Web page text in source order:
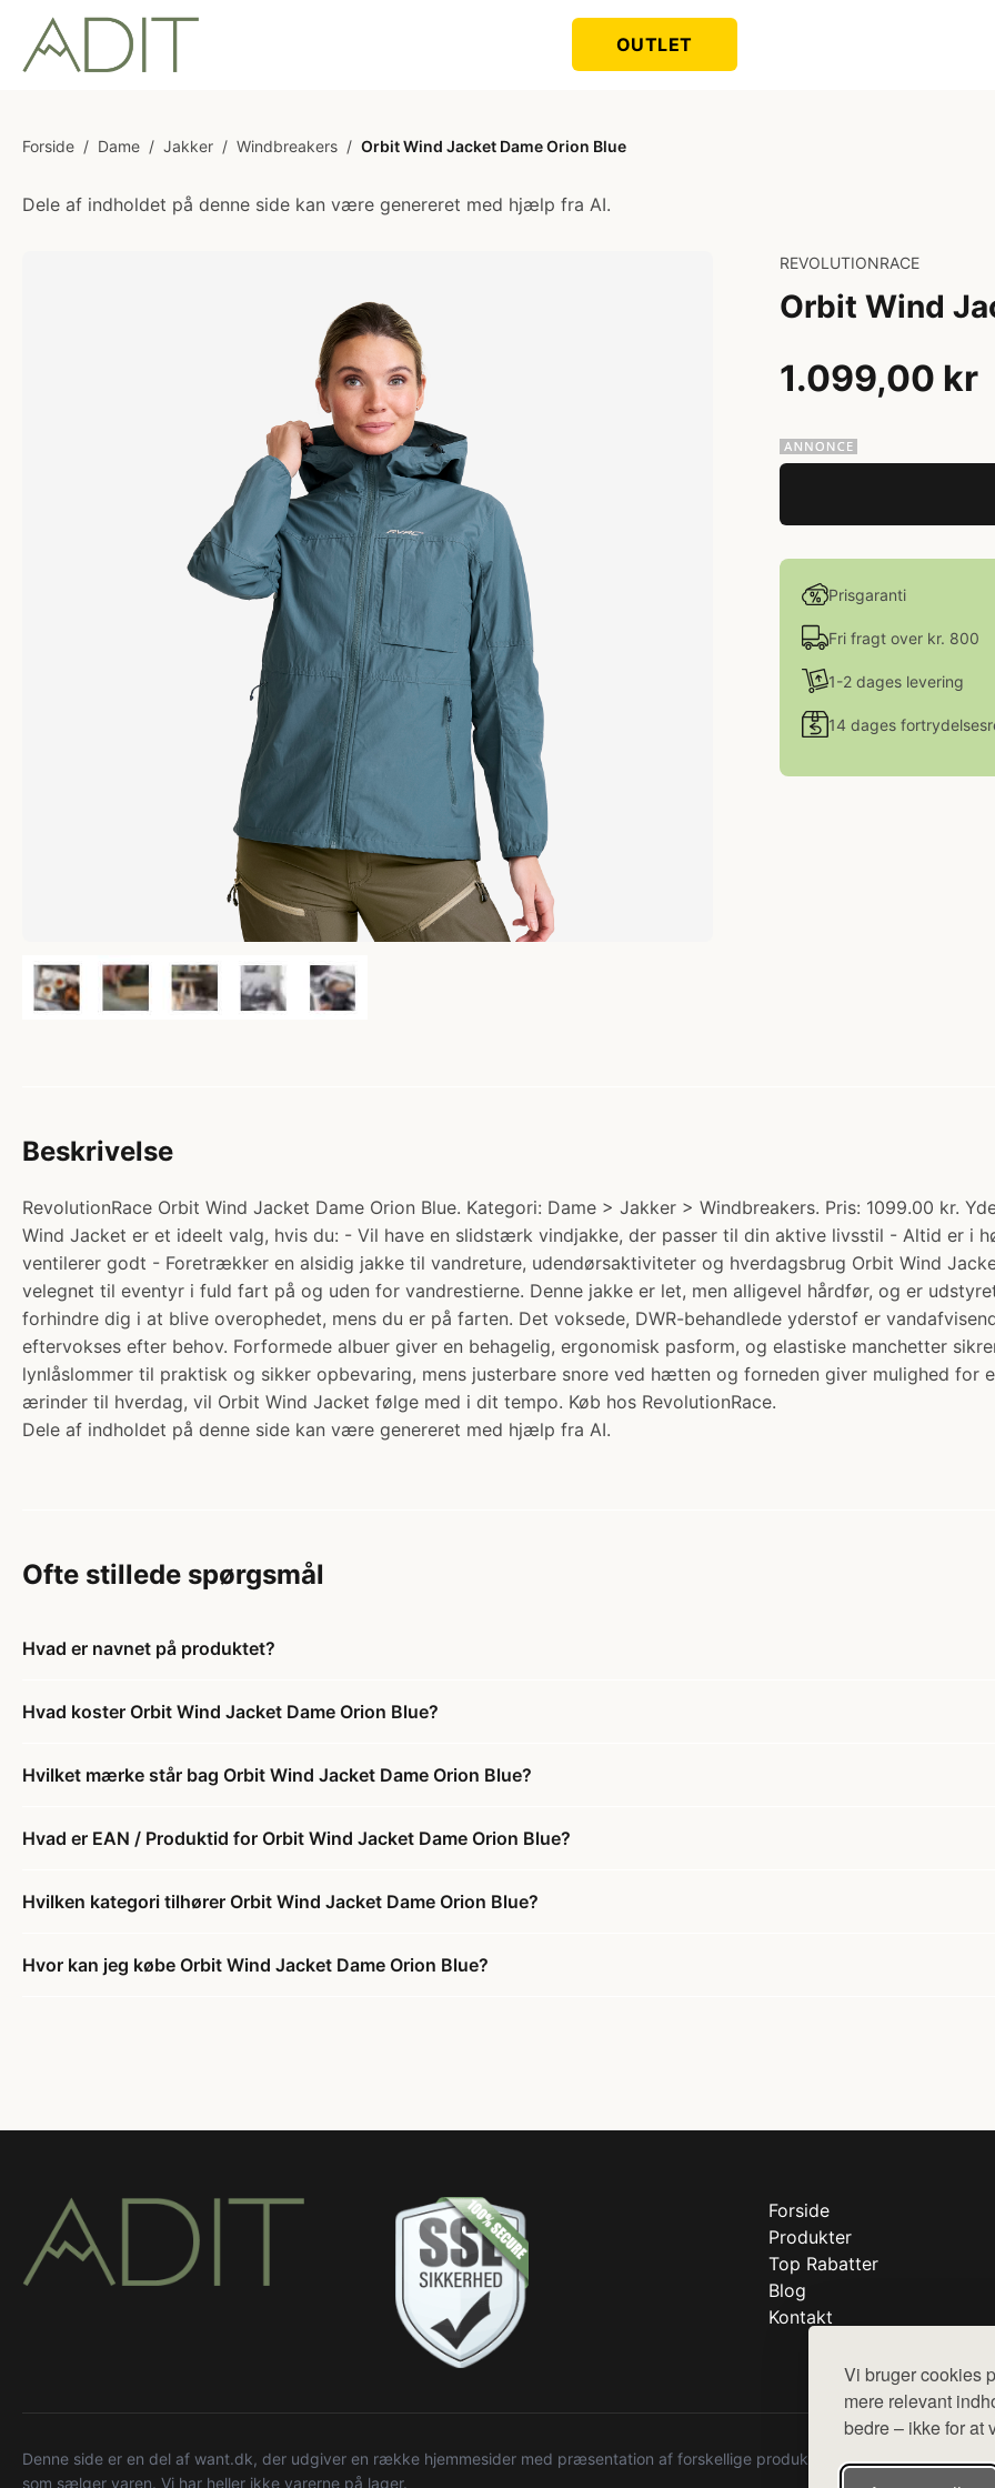
Vi bruger cookies
mere relevant
bedre – ikke for
OUTLET
Forside / Dame / Jakker / Windbreakers / Orbit Wind Jacket Dame Orion Blue
Dele af indholdet på denne side kan være genereret med hjælp fra AI.
REVOLUTIONRACE
Orbit Wind
1.099,00 kr
Prisgaranti
Fri fragt over kr. 800
1-2 dages levering
14 dages
Beskrivelse
RevolutionRace Orbit Wind Jacket Dame Orion Blue. Kategori: Dame > Jakker > Windbreakers. Pris: 1099.00 kr.
Wind Jacket er et ideelt valg, hvis du: - Vil have en slidstærk vindjakke, der passer til din aktive livsstil - Altid er i
ventilerer godt - Foretrækker en alsidig jakke til vandreture, udendørsaktiviteter og hverdagsbrug Orbit Wind
velegnet til eventyr i fuld fart på og uden for vandrestierne. Denne jakke er let, men alligevel hårdfør, og er
forhindre dig i at blive overophedet, mens du er på farten. Det voksede, DWR-behandlede yderstof er
eftervokses efter behov. Forformede albuer giver en behagelig, ergonomisk pasform, og elastiske manchetter
lynlåslommer til praktisk og sikker opbevaring, mens justerbare snore ved hætten og forneden giver mulighed for
ærinder til hverdag, vil Orbit Wind Jacket følge med i dit tempo. Køb hos RevolutionRace.
Dele af indholdet på denne side kan være genereret med hjælp fra AI.
Ofte stillede spørgsmål
Hvad er navnet på produktet?
Hvad koster Orbit Wind Jacket Dame Orion Blue?
Hvilket mærke står bag Orbit Wind Jacket Dame Orion Blue?
Hvad er EAN / Produktid for Orbit Wind Jacket Dame Orion Blue?
Hvilken kategori tilhører Orbit Wind Jacket Dame Orion Blue?
Hvor kan jeg købe Orbit Wind Jacket Dame Orion Blue?
Forside
Produkter
Top Rabatter
Blog
Kontakt
Denne side er en del af want.dk, der udgiver en række hjemmesider med præsentation af forskellige produkter fra diverse
som sælger varen. Vi har heller ikke varerne på lager.